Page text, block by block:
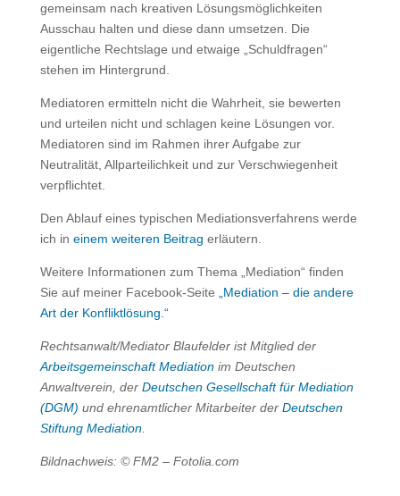
gemeinsam nach kreativen Lösungsmöglichkeiten
Ausschau halten und diese dann umsetzen. Die
eigentliche Rechtslage und etwaige „Schuldfragen“
stehen im Hintergrund.
Mediatoren ermitteln nicht die Wahrheit, sie bewerten
und urteilen nicht und schlagen keine Lösungen vor.
Mediatoren sind im Rahmen ihrer Aufgabe zur
Neutralität, Allparteilichkeit und zur Verschwiegenheit
verpflichtet.
Den Ablauf eines typischen Mediationsverfahrens werde
ich in einem weiteren Beitrag erläutern.
Weitere Informationen zum Thema „Mediation“ finden
Sie auf meiner Facebook-Seite
„Mediation – die andere
Art der Konfliktlösung.“
Rechtsanwalt/Mediator Blaufelder ist Mitglied der
Arbeitsgemeinschaft Mediationim Deutschen
Anwaltverein, der Deutschen Gesellschaft für Mediation
(DGM) und ehrenamtlicher Mitarbeiter der Deutschen
Stiftung Mediation.
Bildnachweis: © FM2 – Fotolia.com